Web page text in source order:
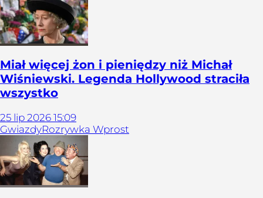
Miał więcej żon i pieniędzy niż Michał
Wiśniewski. Legenda Hollywood straciła
wszystko
25 lip 2026 15:09
GwiazdyRozrywka Wprost